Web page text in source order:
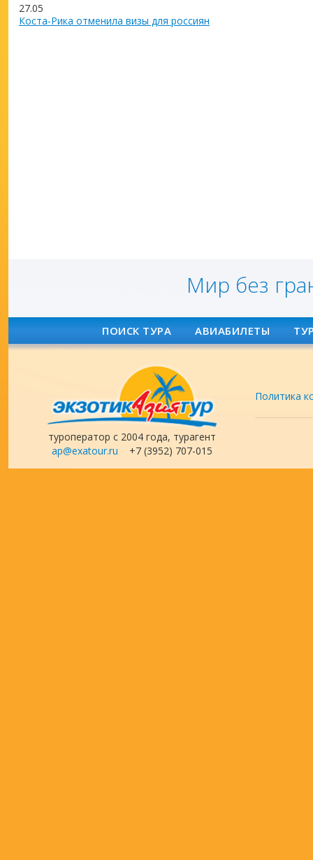
27.05
Коста-Рика отменила визы для россиян
Мир без
ПОИСК ТУРА АВИАБИЛЕТЫ
туроператор с 2004 года, турагент
ap@exatour.ru +7 (3952) 707-015
Политика